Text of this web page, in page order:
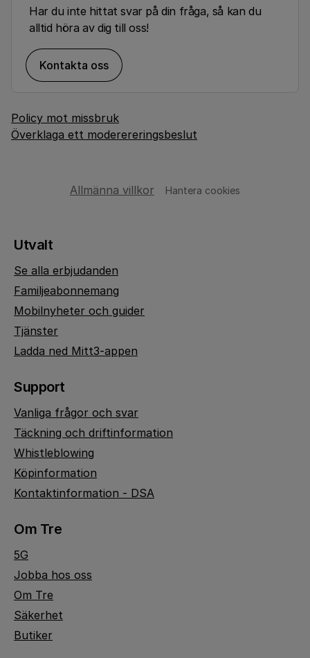
Har du inte hittat svar på din fråga, så kan du
alltid höra av dig till oss!
Kontakta oss
Policy mot missbruk
Överklaga ett moderereringsbeslut
Allmänna villkor Hantera cookies
Utvalt
Se alla erbjudanden
Familjeabonnemang
Mobilnyheter och guider
Tjänster
Ladda ned Mitt3-appen
Support
Vanliga frågor och svar
Täckning och driftinformation
Whistleblowing
Köpinformation
Kontaktinformation - DSA
Om Tre
5G
Jobba hos oss
Om Tre
Säkerhet
Butiker